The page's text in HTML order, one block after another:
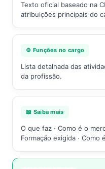
Texto oficial baseado na
atribuições principais do
⚙️ Funções no cargo
Lista detalhada das
da profissão.
📖 Saiba mais
O que faz · Como é o
Formação exigida · Como